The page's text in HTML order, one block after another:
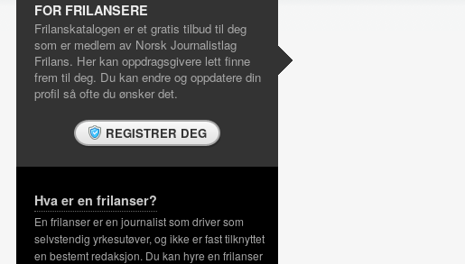
FOR FRILANSERE
Frilanskatalogen er et gratis tilbud til deg
som er medlem av Norsk Journalistlag
Frilans. Her kan oppdragsgivere lett finne
frem til deg. Du kan endre og oppdatere din
profil så ofte du ønsker det.
REGISTRER DEG
Hva er en frilanser?
En frilanser er en journalist som driver som
selvstendig yrkesutøver, og ikke er fast tilknyttet
en bestemt redaksjon. Du kan hyre en frilanser